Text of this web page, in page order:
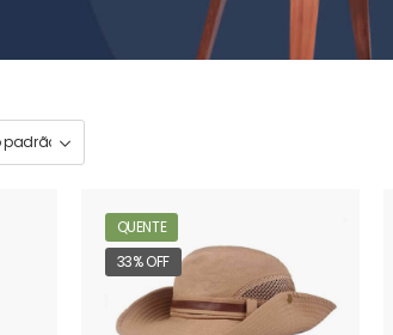
QUENTE
33% OFF